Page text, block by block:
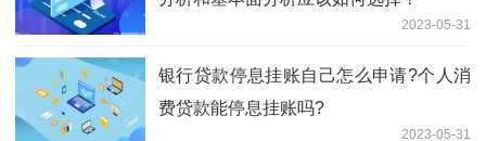
2023-05-31
银行贷款停息挂账自己怎么申请?个人消
费贷款能停息挂账吗?
2023-05-31